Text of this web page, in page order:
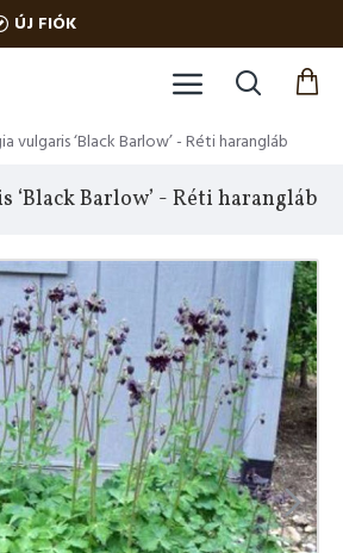
ÚJ FIÓK
vulgaris ‘Black Barlow’ - Réti harangláb
‘Black Barlow’ - Réti harangláb